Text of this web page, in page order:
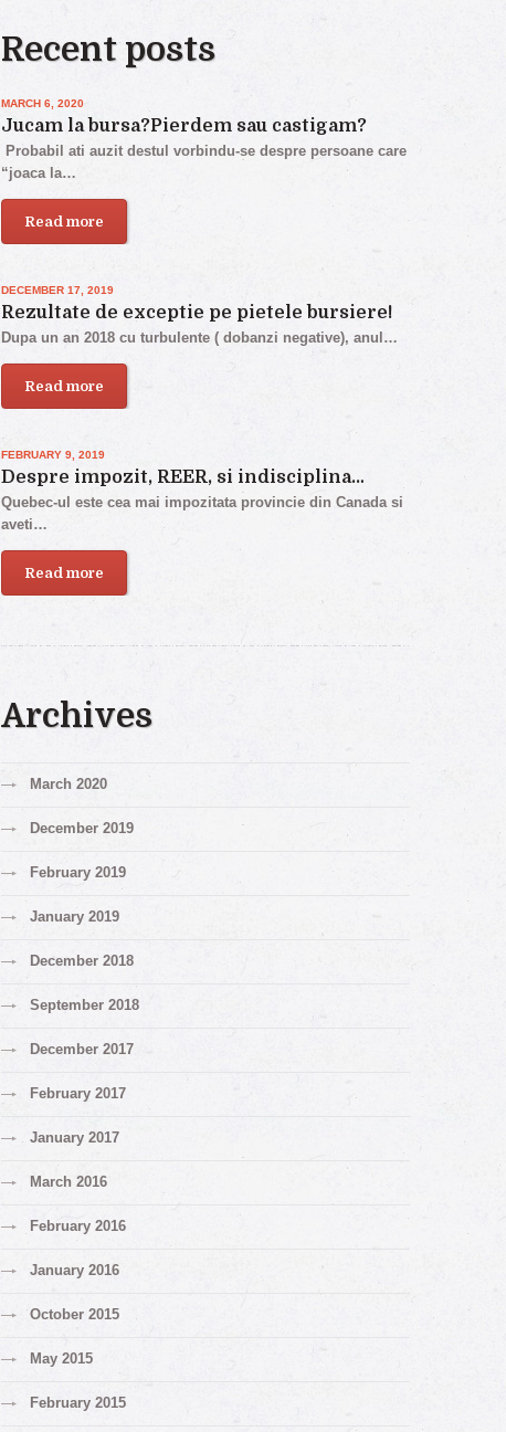
Recent posts
MARCH 6, 2020
Jucam la bursa?Pierdem sau castigam?
Probabil ati auzit destul vorbindu-se despre persoane care
“joaca la…
Read more
DECEMBER 17, 2019
Rezultate de exceptie pe pietele bursiere!
Dupa un an 2018 cu turbulente ( dobanzi negative), anul…
Read more
FEBRUARY 9, 2019
Despre impozit, REER, si indisciplina…
Quebec-ul este cea mai impozitata provincie din Canada si
aveti…
Read more
Archives
March 2020
December 2019
February 2019
January 2019
December 2018
September 2018
December 2017
February 2017
January 2017
March 2016
February 2016
January 2016
October 2015
May 2015
February 2015